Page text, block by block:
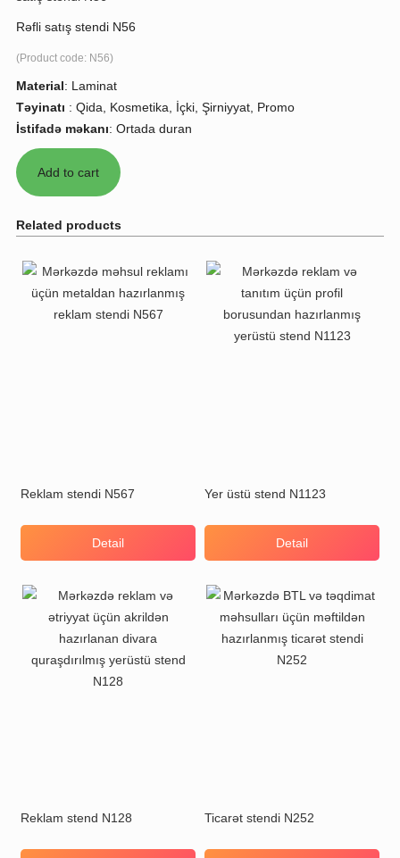
Rəfli satış stendi N56
(Product code: N56)
Material: Laminat
Təyinatı : Qida, Kosmetika, İçki, Şirniyyat, Promo
İstifadə məkanı: Ortada duran
Related products
Reklam stendi N567
Detail
Yer üstü stend N1123
Detail
Reklam stend N128 Ticarət stendi N252